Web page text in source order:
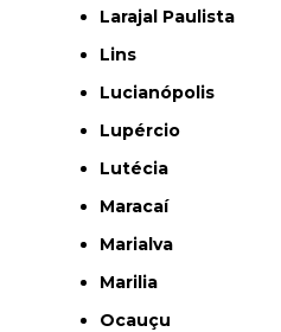
Larajal Paulista
Lins
Lucianópolis
Lupércio
Lutécia
Maracaí
Marialva
Marilia
Ocauçu